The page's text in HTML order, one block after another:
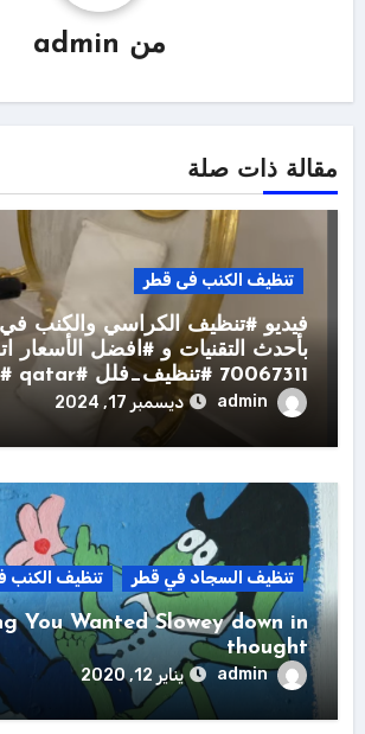
من admin
مقالة ذات صلة
تنظيف الكنب فى قطر
فيديو #تنظيف الكراسي والكنب
بأحدث التقنيات و #افضل الأسعار
70067311 #تنظيف_فلل #qatar #شركه
admin ديسمبر 17, 2024
تنظيف السجاد في قطر تنظيف الكنب
You Wanted Slowey down in
thought
admin يناير 12, 2020